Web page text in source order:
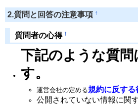
2.質問と回答の注意事項 †
質問者の心得 †
下記のような質問
す。
運営会社の定める規約に反する
公開されていない情報に関